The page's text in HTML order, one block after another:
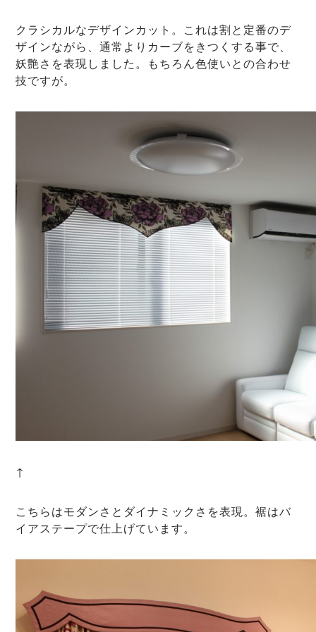
クラシカルなデザインカット。これは割と定番のデ
ザインながら、通常よりカーブをきつくする事で、
妖艶さを表現しました。もちろん色使いとの合わせ
技ですが。
↑
こちらはモダンさとダイナミックさを表現。裾はバ
イアステープで仕上げています。